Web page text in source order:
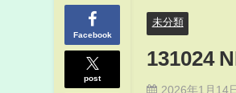
Facebook
post
未分類
131024
2026年1月14